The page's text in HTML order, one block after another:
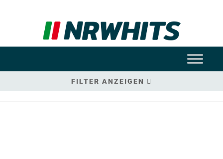
FILTER ANZEIGEN